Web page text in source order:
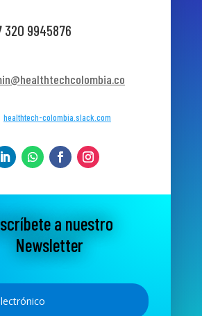
320 9945876
healthtech-colombia.slack.com
a nuestro
Newsletter